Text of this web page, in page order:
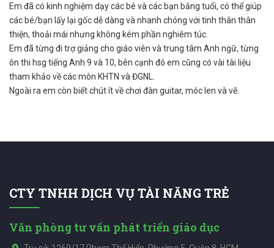
Em đã có kinh nghiệm dạy các bé và các bạn bằng tuổi, có thể giúp
các bé/bạn lấy lại gốc dễ dàng và nhanh chóng với tinh thân thân
thiện, thoải mái nhưng không kém phần nghiêm túc.
Em đã từng đi trợ giảng cho giáo viên và trung tâm Anh ngữ, từng
ôn thi hsg tiếng Anh 9 và 10, bên cạnh đó em cũng có vài tài liệu
tham khảo về các môn KHTN và ĐGNL.
Ngoài ra em còn biết chút ít về chơi đàn guitar, móc len và vẽ.
CTY TNHH DỊCH VỤ TÀI NĂNG TRẺ
Văn phòng tư vấn phát triển giáo dục